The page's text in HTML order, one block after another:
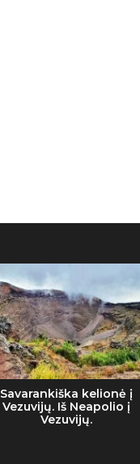
Savarankiška kelionė į
Vezuvijų. Iš Neapolio į
Vezuvijų.